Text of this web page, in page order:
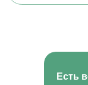
Есть
Кинология и
Растениеводство